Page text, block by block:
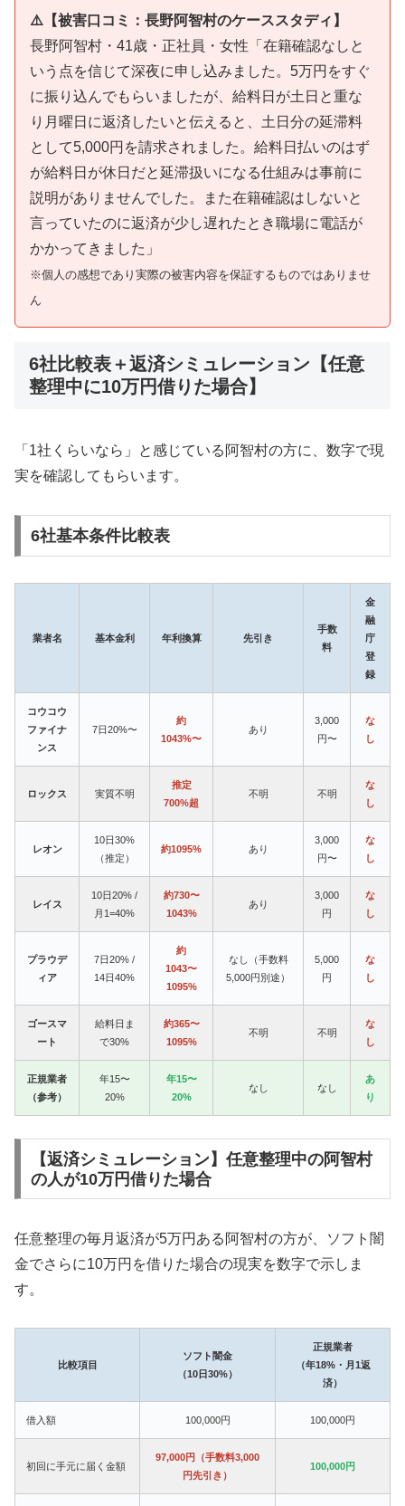
⚠️【被害口コミ：長野阿智村のケーススタディ】
長野阿智村・41歳・正社員・女性「在籍確認なしと
いう点を信じて深夜に申し込みました。5万円をすぐ
に振り込んでもらいましたが、給料日が土日と重な
り月曜日に返済したいと伝えると、土日分の延滞料
として5,000円を請求されました。給料日払いのはず
が給料日が休日だと延滞扱いになる仕組みは事前に
説明がありませんでした。また在籍確認はしないと
言っていたのに返済が少し遅れたとき職場に電話が
かかってきました」
※個人の感想であり実際の被害内容を保証するものではありませ
ん
6社比較表＋返済シミュレーション【任意
整理中に10万円借りた場合】
「1社くらいなら」と感じている阿智村の方に、数字で現
実を確認してもらいます。
6社基本条件比較表
業者名 基本金利 年利換算 先引き
手数
料
金
融
庁
登
録
コウコウ
ファイナ
ンス
7日20%〜
約
1043%〜
あり
3,000
円〜
な
し
ロックス 実質不明
推定
700%超
不明 不明
な
し
レオン
10日30%
（推定）
約1095% あり
3,000
円〜
な
し
レイス
10日20% /
月1=40%
約730〜
1043%
あり
3,000
円
な
し
プラウデ
ィア
7日20% /
14日40%
約
1043〜
1095%
なし（手数料
5,000円別途）
5,000
円
な
し
ゴースマ
ート
給料日ま
で30%
約365〜
1095%
不明 不明
な
し
正規業者
（参考）
年15〜
20%
年15〜
20%
なし なし
あ
り
【返済シミュレーション】任意整理中の阿智村
の人が10万円借りた場合
任意整理の毎月返済が5万円ある阿智村の方が、ソフト闇
金でさらに10万円を借りた場合の現実を数字で示しま
す。
比較項目
ソフト闇金
（10日30%）
正規業者
（年18%・月1返
済）
借入額 100,000円 100,000円
初回に手元に届く金額
97,000円（手数料3,000
円先引き）
100,000円